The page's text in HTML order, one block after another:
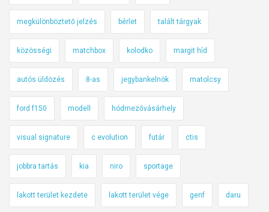
megkülönböztető jelzés bérlet talált tárgyak
közösségi matchbox kolodko margit híd
autós üldözés 8-as jegybankelnök matolcsy
ford f150 modell hódmezővásárhely
visual signature c evolution futár ctis
jobbra tartás kia niro sportage
lakott terület kezdete lakott terület vége genf daru